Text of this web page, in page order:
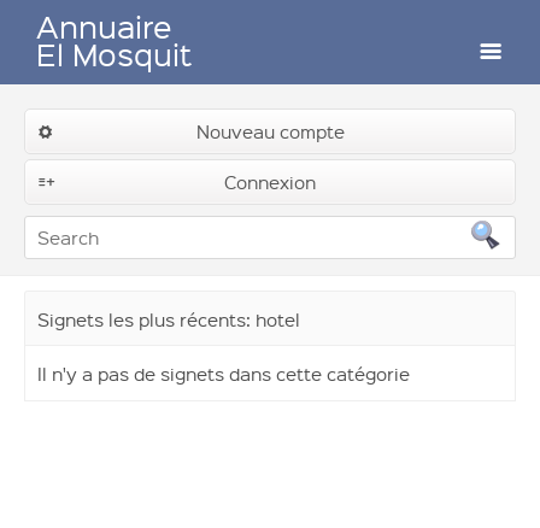
Annuaire
El Mosquit
Auteurs
Nouveau compte
Connexion
Soumettre un lien
Signets les plus récents: hotel
Il n'y a pas de signets dans cette catégorie